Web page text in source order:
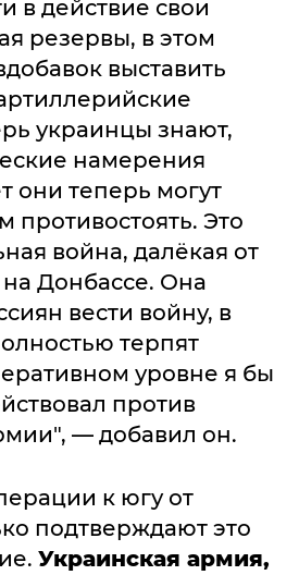
в действие свои
резервы, в этом
выставить
украинцы знают,
намерения
они теперь могут
противостоять. Это
война, далёкая от
Донбассе. Она
вести войну, в
терпят
уровне я бы
против
— добавил он.
к югу от
подтверждают это
Украинская армия,